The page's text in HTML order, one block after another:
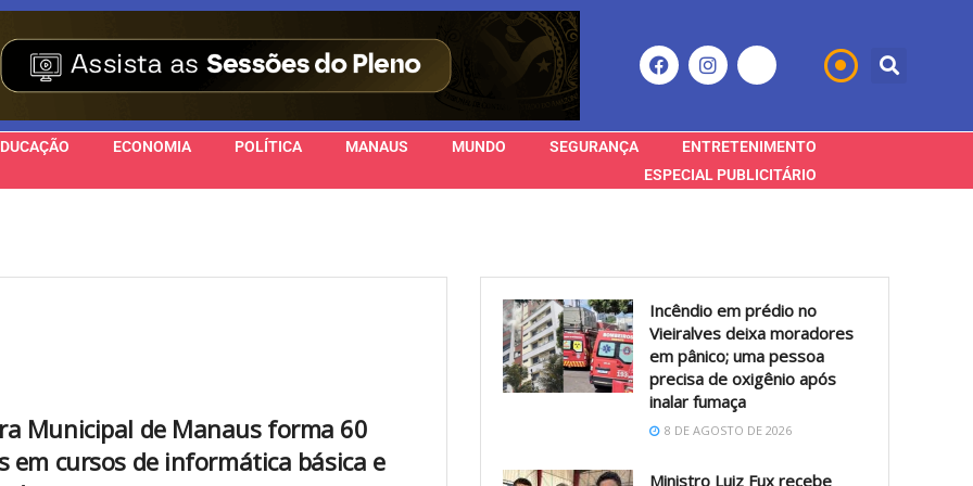
ECONOMIA POLÍTICA MANAUS MUNDO SEGURANÇA
ENTRETENIMENTO
ESPECIAL PUBLICITÁRIO
Municipal de Manaus forma 60
em cursos de informática básica e
Incêndio em prédio no
Vieiralves deixa moradores
em pânico; uma pessoa
precisa de oxigênio após
inalar fumaça
8 DE AGOSTO DE 2026
Ministro Luiz Fux recebe